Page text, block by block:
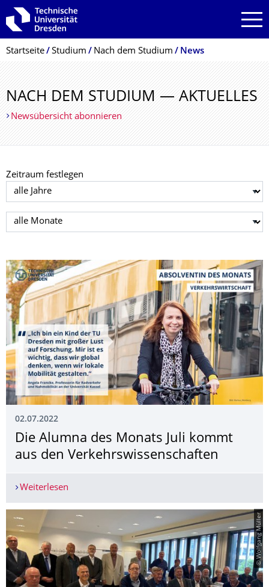
Zur Hauptnavigation springen
Zur Suche springen
Zum Inhalt springen
Breadcrumb-Menü
Startseite Studium Nach dem Studium News
NACH DEM STUDIUM — AKTUELLES
Newsübersicht abonnieren
Zeitraum festlegen
Jahr auswählen
Monat auswählen
02.07.2022
Die Alumna des Monats Juli kommt
aus den Verkehrswissen­schaften
Weiterlesen
© Wolfgang Müller